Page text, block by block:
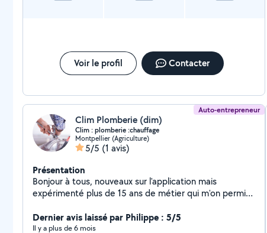
Voir le profil Contacter
Auto-entrepreneur
Clim Plomberie (dim)
Clim : plomberie :chauffage
Montpellier (Agriculture)
5/5 (1 avis)
Présentation
Bonjour à tous, nouveaux sur l'application mais
expérimenté plus de 15 ans de métier qui m'on permis
compétent, fiable et réactif. -Pose de cumulus -Pose
de climatiseurs réversibles -Sanitaires -Plomberie Mes
Dernier avis laissé par Philippe : 5/5
Il y a plus de 6 mois